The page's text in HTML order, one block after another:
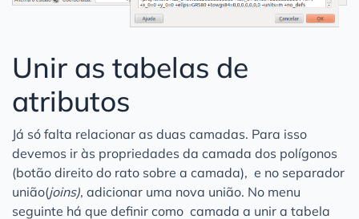
Unir as tabelas de
atributos
Já só falta relacionar as duas camadas. Para isso
devemos ir às propriedades da camada dos polígonos
(botão direito do rato sobre a camada), e no separador
união(joins), adicionar uma nova união. No menu
seguinte há que definir como camada a unir a tabela